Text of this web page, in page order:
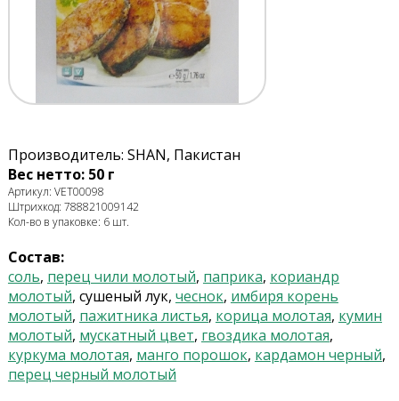
Производитель: SHAN, Пакистан
Вес нетто: 50 г
Артикул: VET00098
Штрихкод: 788821009142
Кол-во в упаковке: 6 шт.
Состав:
соль, перец чили молотый, паприка, кориандр
молотый, сушеный лук, чеснок, имбиря корень
молотый, пажитника листья, корица молотая, кумин
молотый, мускатный цвет, гвоздика молотая,
куркума молотая, манго порошок, кардамон черный,
перец черный молотый